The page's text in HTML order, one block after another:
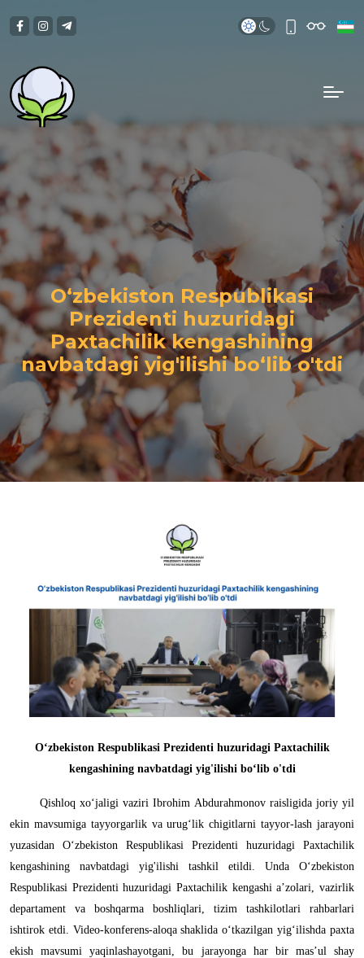
O‘zbekiston Respublikasi
Prezidenti huzuridagi
Paxtachilik kengashining
navbatdagi yig'ilishi bo‘lib o'tdi
O‘zbekiston Respublikasi Prezidenti huzuridagi Paxtachilik
kengashining navbatdagi yig'ilishi bo‘lib o'tdi
Qishloq xo‘jaligi vaziri Ibrohim Abdurahmonov raisligida joriy yil
ekin mavsumiga tayyorgarlik va urug‘lik chigitlarni tayyor-lash jarayoni
yuzasidan O‘zbekiston Respublikasi Prezidenti huzuridagi Paxtachilik
kengashining navbatdagi yig'ilishi tashkil etildi. Unda O‘zbekiston
Respublikasi Prezidenti huzuridagi Paxtachilik kengashi a’zolari, vazirlik
departament va boshqarma boshliqlari, tizim tashkilotlari rahbarlari
ishtirok etdi. Video-konferens-aloqa shaklida o‘tkazilgan yig‘ilishda paxta
ekish mavsumi yaqinlashayotgani, bu jarayonga har bir mas’ul shay